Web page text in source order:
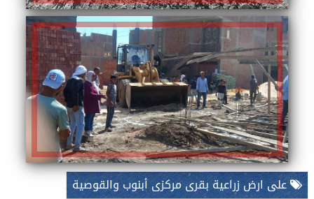
على ارض زراعية بقرى مركزى أبنوب والقوصية